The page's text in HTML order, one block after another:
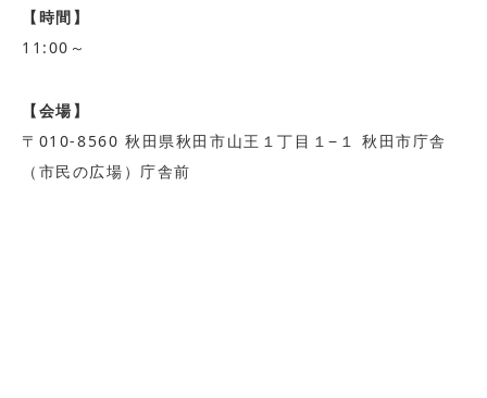
【時間】
11:00～
【会場】
〒010-8560 秋田県秋田市山王１丁目１−１ 秋田市庁舎
（市民の広場）庁舎前